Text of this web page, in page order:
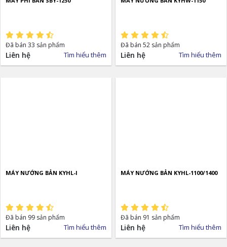
Đã bán 33 sản phẩm
Liên hệ Tìm hiểu thêm
Đã bán 52 sản phẩm
Liên hệ Tìm hiểu thêm
MÁY NƯỚNG BẢN KYHL-I
Đã bán 99 sản phẩm
Liên hệ Tìm hiểu thêm
MÁY NƯỚNG BẢN KYHL-1100/1400
Đã bán 91 sản phẩm
Liên hệ Tìm hiểu thêm